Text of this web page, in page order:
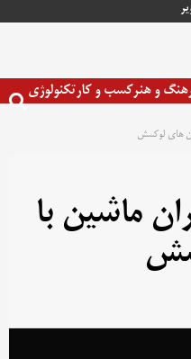
و هنرکسب و کارتکنولوژی
های لوکسش
ماشین با